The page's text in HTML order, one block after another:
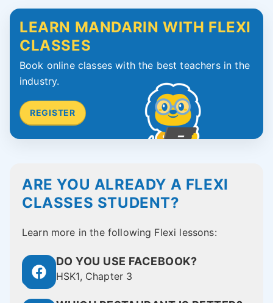
LEARN MANDARIN WITH FLEXI
CLASSES
Book online classes with the best teachers in the
industry.
REGISTER
ARE YOU ALREADY A FLEXI
CLASSES STUDENT?
Learn more in the following Flexi lessons:
DO YOU USE FACEBOOK?
HSK1, Chapter 3